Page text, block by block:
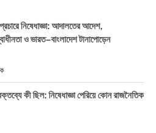
নিষেধাজ্ঞা: আদালতের আদেশ,
ও ভারত–বাংলাদেশ টানাপোড়েন
কী ছিল: নিষেধাজ্ঞা পেরিয়ে কোন রাজনৈতিক